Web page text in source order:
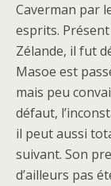
Caverman par
esprits.
Zélande, il fut
Masoe est
mais peu
défaut,
il peut aussi
suivant. Son
d’ailleurs pas